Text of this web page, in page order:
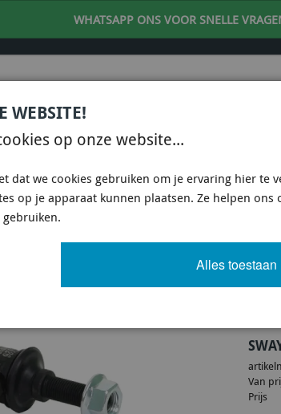
WHATSAPP ONS VOOR SNELLE
77 00VOOR DESKUNDIG ADVIES
/ WHITELINE KLC110 - SWAY BAR LINK - ASSEMBLY
LINK - ASSEMBLY
Van
Prijs
WEBSITE!
op onze website...
dat we cookies gebruiken om je ervaring hier te
op je apparaat kunnen plaatsen. Ze helpen
Alles toestaan